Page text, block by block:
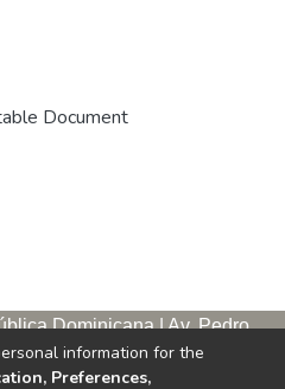
Document
Dominicana | Av. Pedro
Navarro. Antigua sede,
piso
information for the
Preferences,